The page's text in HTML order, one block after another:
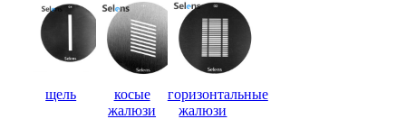
щель
косые
жалюзи
горизонтальные
жалюзи